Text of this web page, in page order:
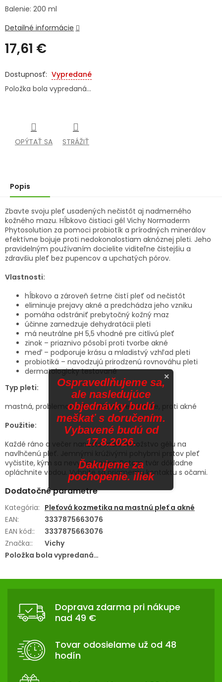
17,61 €
cena:
Vypredané
Položka bola vypredaná…
Balenie: 200 ml
Detailné informácie
OPÝTAŤ SA STRÁŽIŤ
Popis
Zbavte svoju pleť usadených nečistôt aj nadmerného
kožného mazu. Hĺbkovo čistiaci gél Vichy Normaderm
Phytosolution za pomoci probiotík a prírodných minerálov
efektívne bojuje proti nedokonalostiam aknóznej pleti. Jeho
pravidelným používaním docielite viditeľne čistejšiu a
zdravšiu pleť bez pupencov a upchatých pórov.
Vlastnosti:
hĺbkovo a zároveň šetrne čistí pleť od nečistôt
eliminuje prejavy akné a predchádza jeho vzniku
pomáha odstrániť prebytočný kožný maz
účinne zamedzuje dehydratácii pleti
má neutrálne pH 5,5 vhodné pre citlivú pleť
zinok – priaznivo pôsobí proti tvorbe akné
meď – podporuje krásu a mladistvý vzhľad pleti
probiotiká – navodzujú prirodzenú rovnováhu pleti
dermatologicky testované
Typ pleti:
mastná, problematická - účinok prečistenie, proti akné
Použitie:
Každé ráno a večer naneste malé množstvo gélu na
navlhčenú pleť. Jemnými krúživými pohybmi prstov pleť
vyčistite, kým sa nevytvorí pena. Potom tvár dôkladne
opláchnite vodou. Vyhnite sa priamemu kontaktu s očami.
Dodatočné parametre
Kategória: Pleťová kozmetika na mastnú pleť a akné
EAN:
3337875663076
EAN kód::
3337875663076
Značka::
Vichy
Položka bola vypredaná…
Doprava zdarma pri nákupe
nad 49 €
Tovar odosielame už od 48
hodín
×
Ospravedlňujeme sa,
ale nasledujúce
objednávky budú
meškať s doručením.
Vybavené budú od
17.8.2026.
Ďakujeme za
pochopenie. iliek